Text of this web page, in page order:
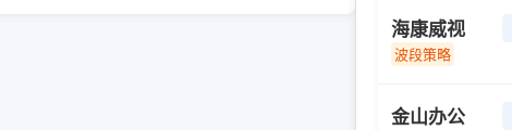
海康威视
波段策略
金山办公